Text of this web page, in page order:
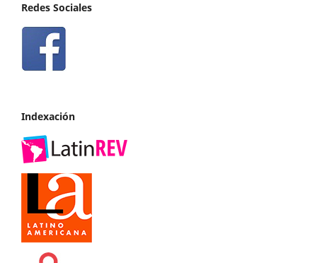
Redes Sociales
Indexación